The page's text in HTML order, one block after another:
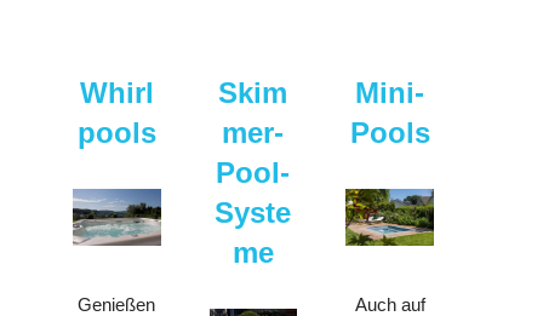
Whirl
pools
Genießen
Skim
mer-
Pool-
Syste
me
Mini-
Pools
Auch auf